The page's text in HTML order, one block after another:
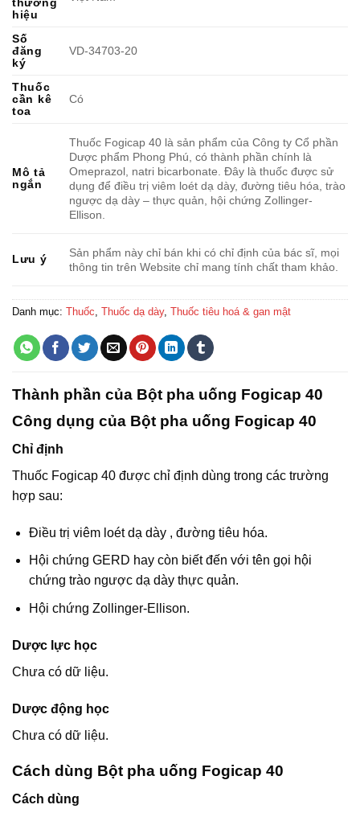
hiệu
Số
đăng
ký
VD-34703-20
Thuốc
cần kê
toa
Có
Mô tả
ngắn
Thuốc Fogicap 40 là sản phẩm của Công ty Cổ phần
Dược phẩm Phong Phú, có thành phần chính là
Omeprazol, natri bicarbonate. Đây là thuốc được sử
dụng để điều trị viêm loét dạ dày, đường tiêu hóa, trào
ngược dạ dày – thực quản, hội chứng Zollinger-
Ellison.
Lưu ý
Sản phẩm này chỉ bán khi có chỉ định của bác sĩ, mọi
thông tin trên Website chỉ mang tính chất tham khảo.
Danh mục: Thuốc Thuốc dạ dày, Thuốc tiêu hoá & gan mật
Thành phần của Bột pha uống Fogicap 40
Công dụng của Bột pha uống Fogicap 40
Chỉ định
Thuốc Fogicap 40 được chỉ định dùng trong các trường
hợp sau:
Điều trị viêm loét dạ dày , đường tiêu hóa.
Hội chứng GERD hay còn biết đến với tên gọi hội
chứng trào ngược dạ dày thực quản.
Hội chứng Zollinger-Ellison.
Dược lực học
Chưa có dữ liệu.
Dược động học
Chưa có dữ liệu.
Cách dùng Bột pha uống Fogicap 40
Cách dùng